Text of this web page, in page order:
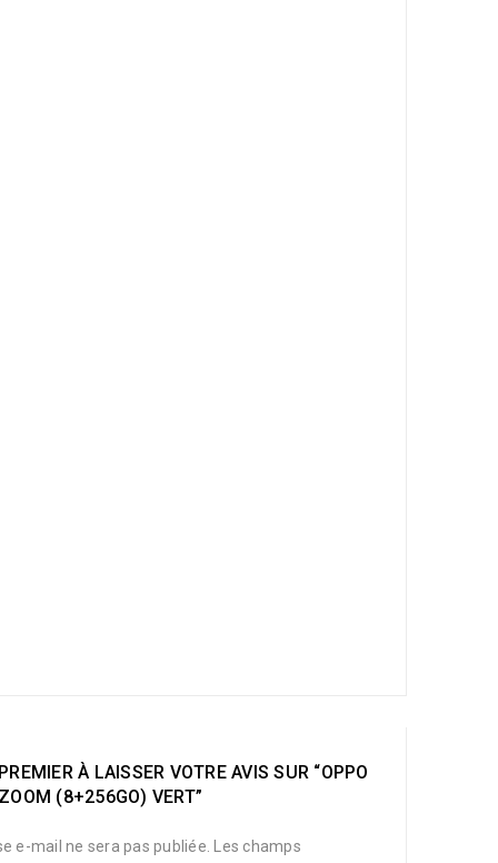
À LAISSER VOTRE AVIS SUR “OPPO
(8+256GO) VERT”
e-mail ne sera pas publiée.
Les champs